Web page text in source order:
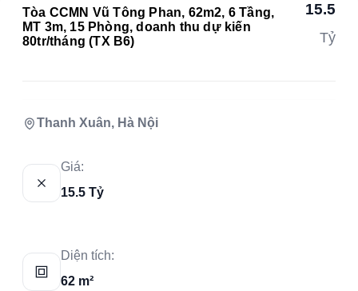
Tòa CCMN Vũ Tông Phan, 62m2, 6 Tầng,
MT 3m, 15 Phòng, doanh thu dự kiến
80tr/tháng (TX B6)
15.5
Tỷ
Thanh Xuân, Hà Nội
Giá:
15.5 Tỷ
Diện tích:
62 m²